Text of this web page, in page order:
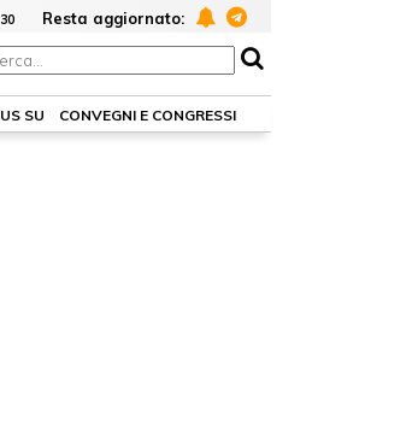
Resta aggiornato:
SU CONVEGNI E CONGRESSI